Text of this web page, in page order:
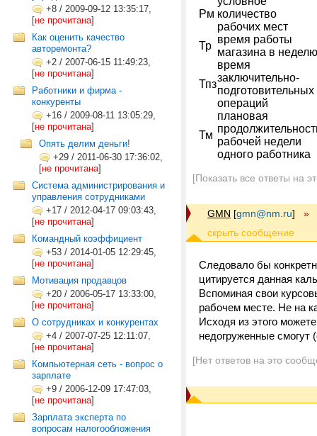
+8 / 2009-09-12 13:35:17,
[не прочитана]
Как оценить качество
авторемонта?
+2 / 2007-06-15 11:49:23,
[не прочитана]
Работники и фирма -
конкуренты
+16 / 2009-08-11 13:05:29,
[не прочитана]
Опять делим деньги!
+29 / 2011-06-30 17:36:02,
[не прочитана]
Система администрирования и
управления сотрудниками
+17 / 2012-04-17 09:03:43,
[не прочитана]
Командный коэффициент
+53 / 2014-01-05 12:29:45,
[не прочитана]
Мотивация продавцов
+20 / 2006-05-17 13:33:00,
[не прочитана]
О сотрудниках и конкурентах
+4 / 2007-07-25 12:11:07,
[не прочитана]
Компьютерная сеть - вопрос о
зарплате
+9 / 2006-12-09 17:47:03,
[не прочитана]
Зарплата эксперта по
вопросам налогообложения
Рм количество
рабочих мест
Тр
время работы
магазина в неделю
Тпз
время
заключительно-
подготовительных
операций
Тм
плановая
рабочей недели
одного работника
[Показать все ответы на
GMN [gmn@nm.ru] »
Следовало бы
цитируется данная
Вспоминая свои
рабочем месте. Не на
Исходя из этого
недогруженные смогут
[Нет ответов на это